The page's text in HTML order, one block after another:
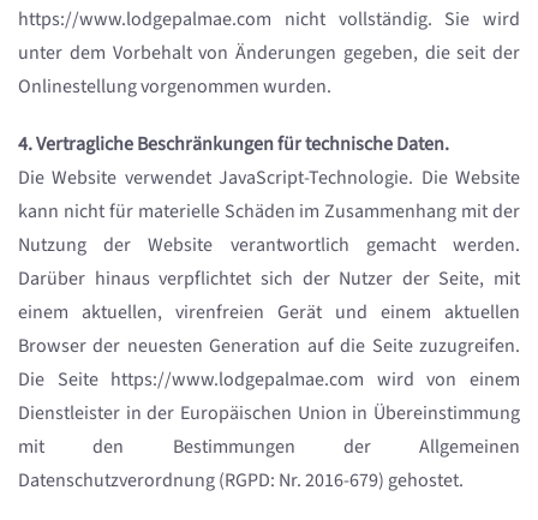
https://www.lodgepalmae.com nicht vollständig. Sie wird
unter dem Vorbehalt von Änderungen gegeben, die seit der
Onlinestellung vorgenommen wurden.
4. Vertragliche Beschränkungen für technische Daten.
Die Website verwendet JavaScript-Technologie. Die Website
kann nicht für materielle Schäden im Zusammenhang mit der
Nutzung der Website verantwortlich gemacht werden.
Darüber hinaus verpflichtet sich der Nutzer der Seite, mit
einem aktuellen, virenfreien Gerät und einem aktuellen
Browser der neuesten Generation auf die Seite zuzugreifen.
Die Seite https://www.lodgepalmae.com wird von einem
Dienstleister in der Europäischen Union in Übereinstimmung
mit den Bestimmungen der Allgemeinen
Datenschutzverordnung (RGPD: Nr. 2016-679) gehostet.